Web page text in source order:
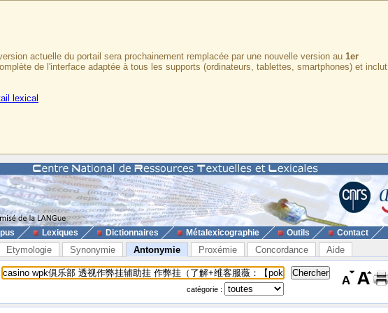
actuelle du portail sera prochainement remplacée par une nouvelle version au 1er
de l'interface adaptée à tous les supports (ordinateurs, tablettes, smartphones) et inclut
lexical
Lexiques Dictionnaires Métalexicographie Outils Contact
Etymologie Synonymie Antonymie Proxémie Concordance Aide
catégorie :